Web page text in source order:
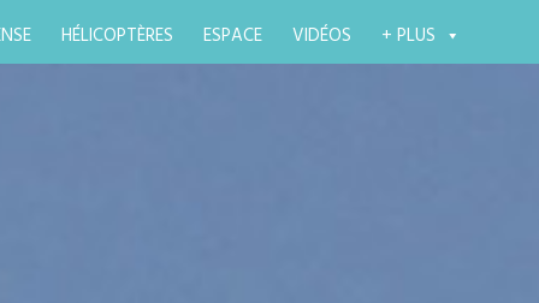
HÉLICOPTÈRES ESPACE VIDÉOS + PLUS